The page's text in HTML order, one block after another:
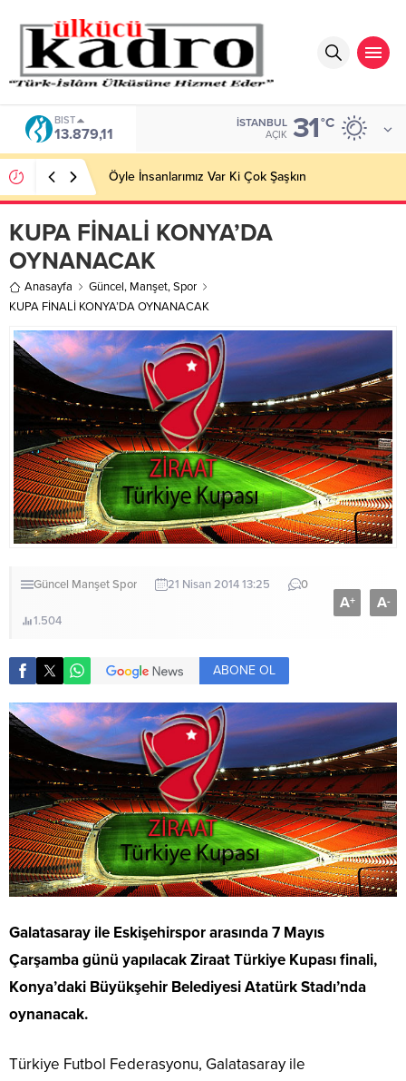
BIST
13.879,11
İSTANBUL
AÇIK 31°C
Öyle İnsanlarımız Var Ki Çok Şaşkın
KUPA FİNALİ KONYA’DA
OYNANACAK
Anasayfa Güncel, Manşet,Spor
KUPA FİNALİ KONYA’DA OYNANACAK
Güncel ManşetSpor 21 Nisan 2014 13:25 0
1.504
A+ A-
ABONE OL
Galatasaray ile Eskişehirspor arasında 7 Mayıs
Çarşamba günü yapılacak Ziraat Türkiye Kupası finali,
Konya’daki Büyükşehir Belediyesi Atatürk Stadı’nda
oynanacak.
Türkiye Futbol Federasyonu, Galatasaray ile